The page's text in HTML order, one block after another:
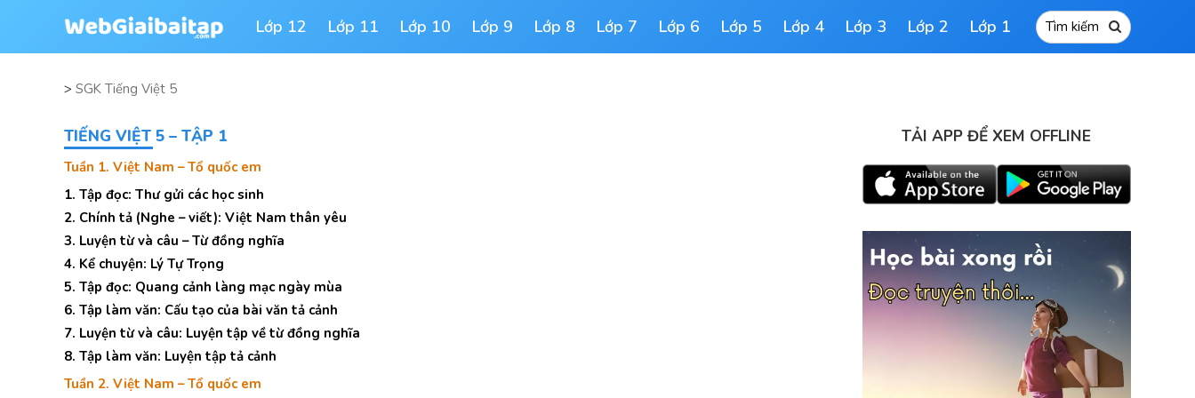
Lớp 12 Lớp 11 Lớp 10 Lớp 9 Lớp 8 Lớp 7 Lớp 6 Lớp 5 Lớp 4 Lớp 3 Lớp 2 Lớp 1
> SGK Tiếng Việt 5
TIẾNG VIỆT 5 – TẬP 1
Tuần 1. Việt Nam – Tổ quốc em
1. Tập đọc: Thư gửi các học sinh
2. Chính tả (Nghe – viết): Việt Nam thân yêu
3. Luyện từ và câu – Từ đồng nghĩa
4. Kể chuyện: Lý Tự Trọng
5. Tập đọc: Quang cảnh làng mạc ngày mùa
6. Tập làm văn: Cấu tạo của bài văn tả cảnh
7. Luyện từ và câu: Luyện tập về từ đồng nghĩa
8. Tập làm văn: Luyện tập tả cảnh
Tuần 2. Việt Nam – Tổ quốc em
TẢI APP ĐỂ XEM OFFLINE